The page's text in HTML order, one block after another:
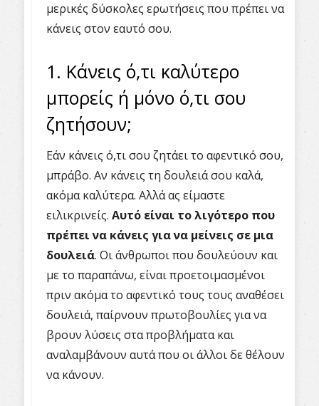
μερικές δύσκολες ερωτήσεις που πρέπει να
κάνεις στον εαυτό σου.
1. Κάνεις ό,τι καλύτερο
μπορείς ή μόνο ό,τι σου
ζητήσουν;
Εάν κάνεις ό,τι σου ζητάει το αφεντικό σου,
μπράβο. Αν κάνεις τη δουλειά σου καλά,
ακόμα καλύτερα. Αλλά ας είμαστε
ειλικρινείς. Αυτό είναι το λιγότερο που
πρέπει να κάνεις για να μείνεις σε μια
δουλειά. Οι άνθρωποι που δουλεύουν και
με το παραπάνω, είναι προετοιμασμένοι
πριν ακόμα το αφεντικό τους τους αναθέσει
δουλειά, παίρνουν πρωτοβουλίες για να
βρουν λύσεις στα προβλήματα και
αναλαμβάνουν αυτά που οι άλλοι δε θέλουν
να κάνουν.